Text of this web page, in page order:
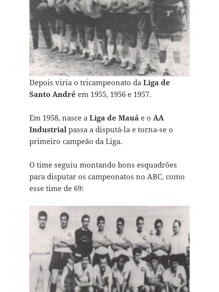
Depois viria o tricampeonato da Liga de
Santo André em 1955, 1956 e 1957.
Em 1958, nasce a Liga de Mauáe o AA
Industrialpassa a disputá-la e torna-se o
primeiro campeão da Liga.
O time seguiu montando bons esquadrões
para disputar os campeonatos no ABC, como
esse time de 69: